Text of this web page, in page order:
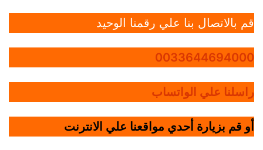
قم بالاتصال بنا علي رقمنا الوحيد
0033644694000
راسلنا علي الواتساب
أو قم بزيارة أحدي مواقعنا علي الانترنت